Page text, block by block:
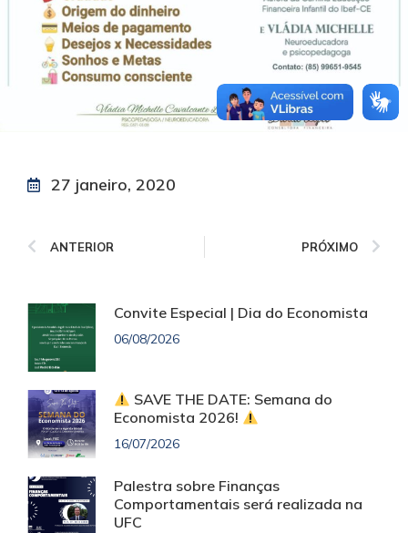
27 janeiro, 2020
ANTERIOR PRÓXIMO
Convite Especial | Dia do Economista
06/08/2026
SAVE THE DATE: Semana do
Economista 2026!
16/07/2026
Palestra sobre Finanças
Comportamentais será realizada na
UFC